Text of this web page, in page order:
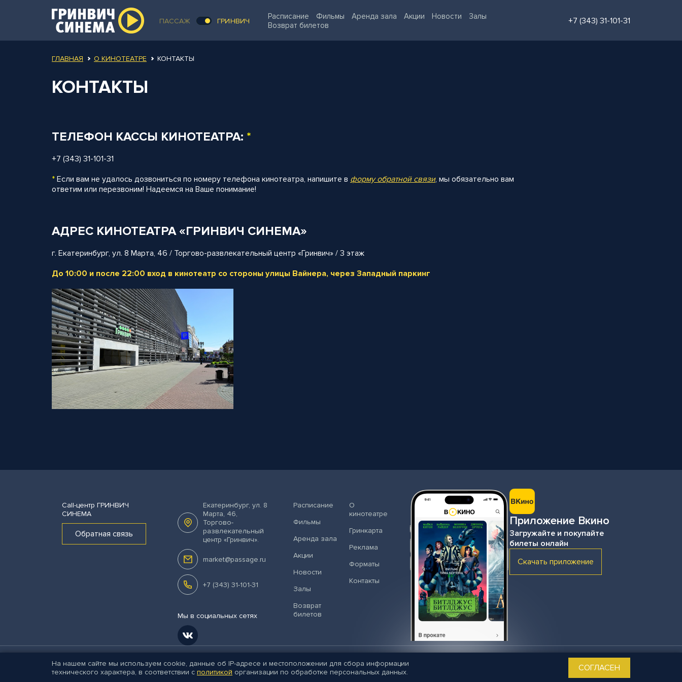
ПАССАЖ ГРИНВИЧ +7 (343) 31-101-31
Расписание Фильмы Аренда зала Акции Новости
Залы
Возврат билетов
ГЛАВНАЯ О КИНОТЕАТРЕ КОНТАКТЫ
КОНТАКТЫ
ТЕЛЕФОН КАССЫ КИНОТЕАТРА: *
+7 (343) 31-101-31
* Если вам не удалось дозвониться по номеру телефона кинотеатра, напишите в форму обратной связи, мы обязательно вам
ответим или перезвоним! Надеемся на Ваше понимание!
АДРЕС КИНОТЕАТРА «ГРИНВИЧ СИНЕМА»
г. Екатеринбург, ул. 8 Марта, 46 / Торгово-развлекательный центр «Гринвич» / 3 этаж
До 10:00 и после 22:00 вход в кинотеатр со стороны улицы Вайнера, через Западный паркинг
Call-центр ГРИНВИЧ
СИНЕМА
Обратная связь
Екатеринбург,ул. 8
Марта, 46,
Торгово-
развлекательный
центр «Гринвич».
market@passage.ru
+7 (343) 31-101-31
Мы в социальных сетях
Расписание
Фильмы
Аренда зала
Акции
Новости
Залы
Возврат
билетов
О
кинотеатре
Гринкарта
Реклама
Форматы
Контакты
Приложение Вкино
Загружайте и покупайте
билеты онлайн
Скачать приложение
© ООО «Пассаж-Премьер» Правила посещения кинотеатра
Политика обработки персональных данных
Согласие на обработку персональных данныхОферта Создание сайта —Media Army
На нашем сайте мы используем cookie, данные об IP-адресе и местоположении для сбора информации
технического характера, в соответствии с политикой организации по обработке персональных данных. СОГЛАСЕН